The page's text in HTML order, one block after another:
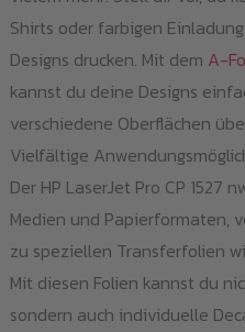
Shirts oder farbigen
Designs drucken. Mit dem A-
kannst du deine Designs
verschiedene Oberflächen
Vielfältige
Der HP LaserJet Pro CP
Medien und Papierformaten,
zu speziellen Transferfolien
Mit diesen Folien kannst du
sondern auch individuelle